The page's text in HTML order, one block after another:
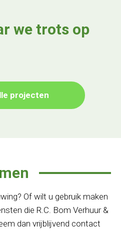
we trots op
projecten
Of wilt u gebruik maken
die R.C. Bom Verhuur &
dan vrijblijvend contact